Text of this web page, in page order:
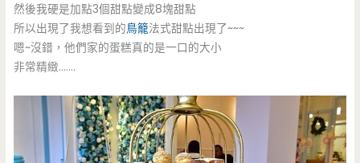
然後我硬是加點3個甜點變成8塊甜點
所以出現了我想看到的鳥籠法式甜點出現了~~~
嗯~沒錯，他們家的蛋糕真的是一口的大小
非常精緻…….